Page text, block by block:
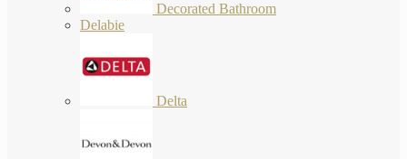
Decorated Bathroom
Delabie
Delta